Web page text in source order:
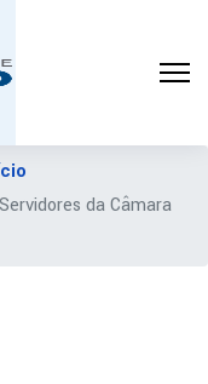
da Câmara